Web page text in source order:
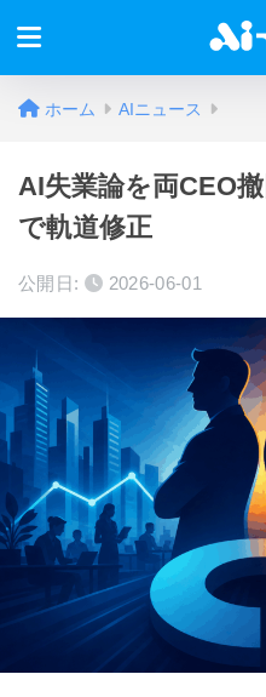
ホーム AIニュース
AI失業論を両CEO
で軌道修正
公開日: 2026-06-01